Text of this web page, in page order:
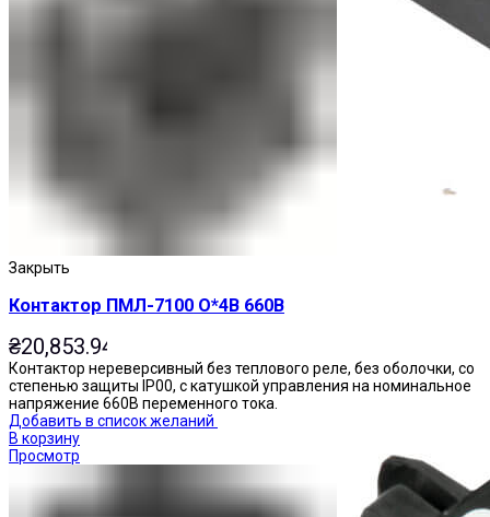
Закрыть
Контактор ПМЛ-7100 О*4В 660В
₴20,853.94
Контактор нереверсивный без теплового реле, без оболочки, со
степенью защиты IP00, с катушкой управления на номинальное
напряжение 660В переменного тока.
Добавить в список желаний
В корзину
Просмотр